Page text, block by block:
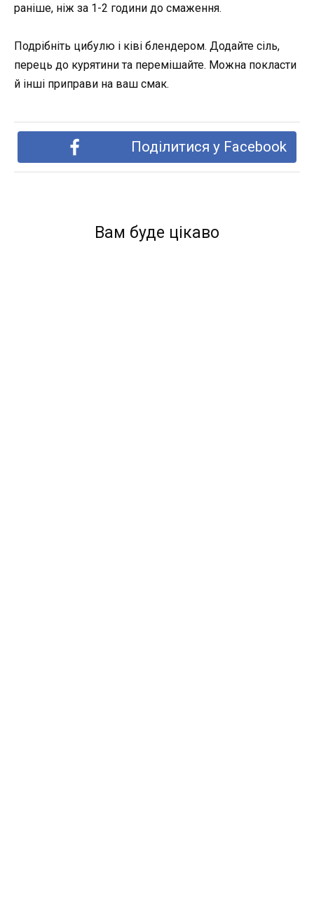
раніше, ніж за 1-2 години до смаження.
Подрібніть цибулю і ківі блендером. Додайте сіль,
перець до курятини та перемішайте. Можна покласти
й інші приправи на ваш смак.
Поділитися у Facebook
Вам буде цікаво